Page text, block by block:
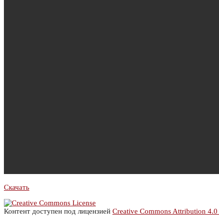
Скачать
Контент доступен под лицензией Creative Commons Attribution 4.0